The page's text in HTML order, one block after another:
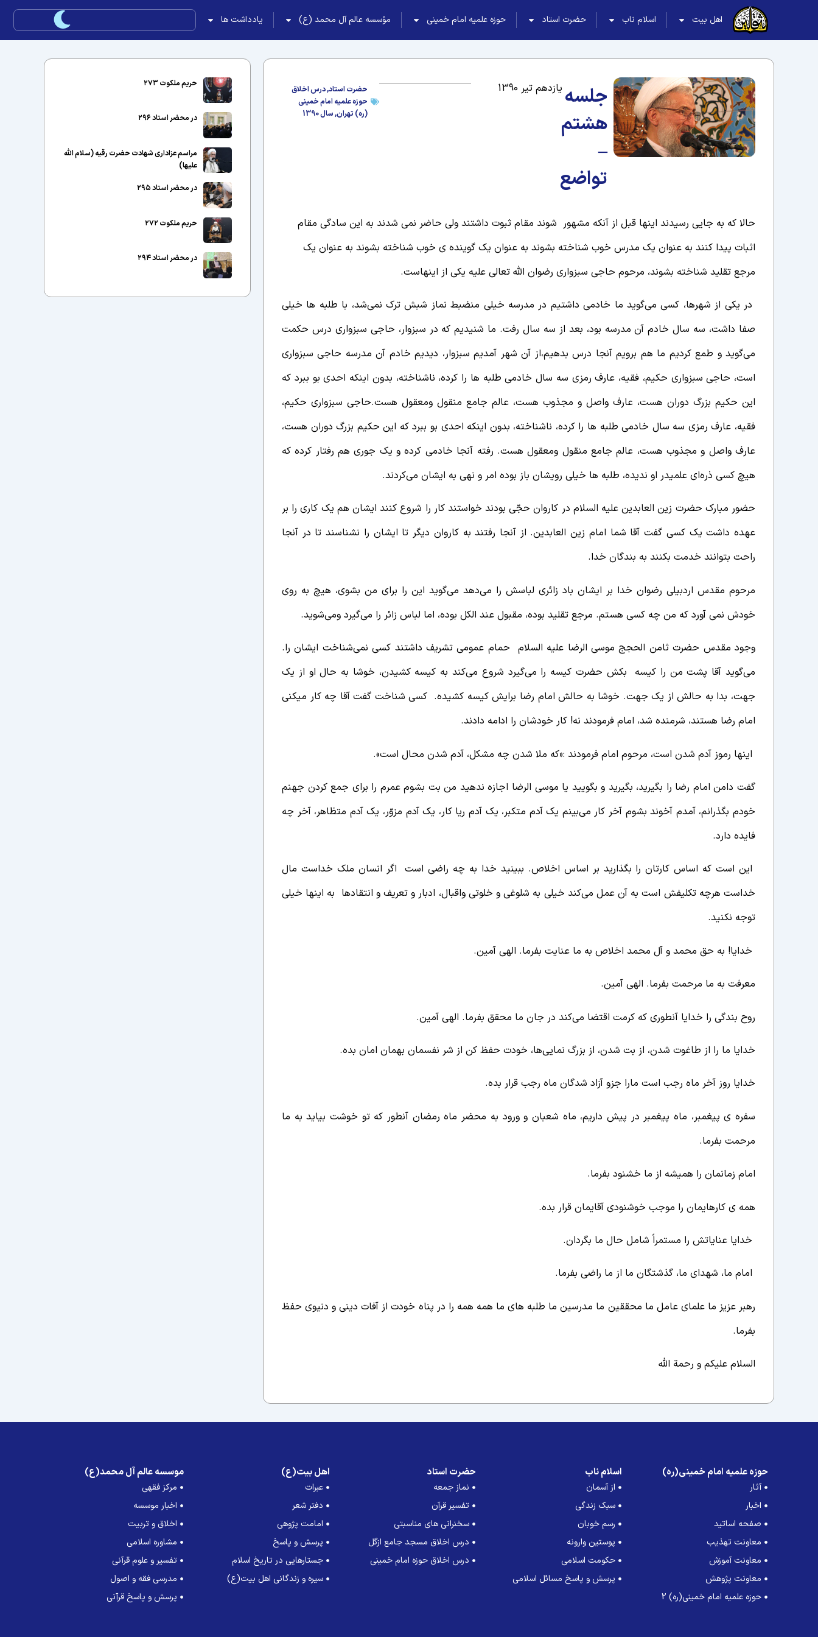
اهل بیت اسلام ناب حضرت استاد حوزه علمیه امام خمینی مؤسسه عالم آل محمد (ع) یادداشت ها
جلسه
هشتم
–
تواضع
یازدهم تیر 1390 حضرت استاد,درس اخلاق
حوزه علمیه امام خمینی
(ره) تهران,سال 1390
حالا که به جایی رسیدند اینها قبل از آنکه مشهور شوند مقام ثبوت داشتند ولی حاضر نمی شدند به این سادگی مقام
اثبات پیدا کنند به عنوان یک مدرس خوب شناخته بشوند به عنوان یک گوینده ی خوب شناخته بشوند به عنوان یک
مرجع تقلید شناخته بشوند، مرحوم حاجی سبزواری رضوان الله تعالی علیه یکی از اینهاست.
در یکی از شهرها، کسی می‌گوید ما خادمی داشتیم در مدرسه خیلی منضبط نماز شبش ترک نمی‌شد، با طلبه ها خیلی
صفا داشت، سه سال خادم آن مدرسه بود، بعد از سه سال رفت. ما شنیدیم که در سبزوار، حاجی سبزواری درس حکمت
می‌گوید و طمع کردیم ما هم برویم آنجا درس بدهیم،از آن شهر آمدیم سبزوار، دیدیم خادم آن مدرسه حاجی سبزواری
است، حاجی سبزواری حکیم، فقیه، عارف رمزی سه سال خادمی طلبه ها را کرده، ناشناخته، بدون اینکه احدی بو ببرد که
این حکیم بزرگ دوران هست، عارف واصل و مجذوب هست، عالم جامع منقول ومعقول هست.حاجی سبزواری حکیم،
فقیه، عارف رمزی سه سال خادمی طلبه ها را کرده، ناشناخته، بدون اینکه احدی بو ببرد که این حکیم بزرگ دوران هست،
عارف واصل و مجذوب هست، عالم جامع منقول ومعقول هست. رفته آنجا خادمی کرده و یک جوری هم رفتار کرده که
هیچ کسی ذره‌ای علمیدر او ندیده، طلبه ها خیلی رویشان باز بوده امر و نهی به ایشان می‌کردند.
حضور مبارک حضرت زین العابدین علیه السلام در کاروان حجّی بودند خواستند کار را شروع کنند ایشان هم یک کاری را بر
عهده داشت یک کسی گفت آقا شما امام زین العابدین. از آنجا رفتند به کاروان دیگر تا ایشان را نشناسند تا در آنجا
راحت بتوانند خدمت بکنند به بندگان خدا.
مرحوم مقدس اردبیلی رضوان خدا بر ایشان باد زائری لباسش را می‌دهد می‌گوید این را برای من بشوی، هیچ به روی
خودش نمی آورد که من چه کسی هستم. مرجع تقلید بوده، مقبول عند الکل بوده، اما لباس زائر را می‌گیرد ومی‌شوید.
وجود مقدس حضرت ثامن الحجج موسی الرضا علیه السلام حمام عمومی تشریف داشتند کسی نمی‌شناخت ایشان را.
می‌گوید آقا پشت من را کیسه بکش حضرت کیسه را می‌گیرد شروع می‌کند به کیسه کشیدن، خوشا به حال او از یک
جهت، بدا به حالش از یک جهت. خوشا به حالش امام رضا برایش کیسه کشیده. کسی شناخت گفت آقا چه کار میکنی
امام رضا هستند، شرمنده شد، امام فرمودند نه! کار خودشان را ادامه دادند.
اینها رموز آدم شدن است، مرحوم امام فرمودند :«که ملا شدن چه مشکل، آدم شدن محال است».
گفت دامن امام رضا را بگیرید، بگیرید و بگویید یا موسی الرضا اجازه ندهید من بت بشوم عمرم را برای جمع کردن جهنم
خودم بگذرانم، آمدم آخوند بشوم آخر کار می‌بینم یک آدم متکبر، یک آدم ریا کار، یک آدم مزوّر، یک آدم متظاهر، آخر چه
فایده دارد.
این است که اساس کارتان را بگذارید بر اساس اخلاص. ببینید خدا به چه راضی است اگر انسان ملک خداست مال
خداست هرچه تکلیفش است به آن عمل می‌کند خیلی به شلوغی و خلوتی واقبال، ادبار و تعریف و انتقادها به اینها خیلی
توجه نکنید.
خدایا! به حق محمد و آل محمد اخلاص به ما عنایت بفرما. الهی آمین.
معرفت به ما مرحمت بفرما. الهی آمین.
روح بندگی را خدایا آنطوری که کرمت اقتضا می‌کند در جان ما محقق بفرما. الهی آمین.
خدایا ما را از طاغوت شدن، از بت شدن، از بزرگ نمایی‌ها، خودت حفظ کن از شر نفسمان بهمان امان بده.
خدایا روز آخر ماه رجب است مارا جزو آزاد شدگان ماه رجب قرار بده.
سفره ی پیغمبر، ماه پیغمبر در پیش داریم، ماه شعبان و ورود به محضر ماه رمضان آنطور که تو خوشت بیاید به ما
مرحمت بفرما.
امام زمانمان را همیشه از ما خشنود بفرما.
همه ی کارهایمان را موجب خوشنودی آقایمان قرار بده.
خدایا عنایاتش را مستمراً شامل حال ما بگردان.
امام ما، شهدای ما، گذشتگان ما از ما راضی بفرما.
رهبر عزیز ما علمای عامل ما محققین ما مدرسین ما طلبه های ما همه همه را در پناه خودت از آفات دینی و دنیوی حفظ
بفرما.
السلام علیکم و رحمة الله
حریم ملکوت ۲۷۳
در محضر استاد ۲۹۶
مراسم عزاداری شهادت حضرت رقیه (سلام الله
علیها)
در محضر استاد ۲۹۵
حریم ملکوت ۲۷۲
در محضر استاد ۲۹۴
حوزه علمیه امام خمینی(ره)
آثار
اخبار
صفحه اساتید
معاونت تهذیب
معاونت آموزش
معاونت پژوهش
حوزه علمیه امام خمینی(ره) 2
اسلام ناب
از آسمان
سبک زندگی
رسم خوبان
پوستین وارونه
حکومت اسلامی
پرسش و پاسخ مسائل اسلامی
حضرت استاد
نماز جمعه
تفسیر قرآن
سخنرانی های مناسبتی
درس اخلاق مسجد جامع ازگل
درس اخلاق حوزه امام خمینی
اهل بیت(ع)
عبرات
دفتر شعر
امامت پژوهی
پرسش و پاسخ
جستارهایی در تاریخ اسلام
سیره و زندگانی اهل بیت(ع)
موسسه عالم آل محمد(ع)
مرکز فقهی
اخبار موسسه
اخلاق و تربیت
مشاوره اسلامی
تفسیر و علوم قرآنی
مدرسی فقه و اصول
پرسش و پاسخ قرآنی